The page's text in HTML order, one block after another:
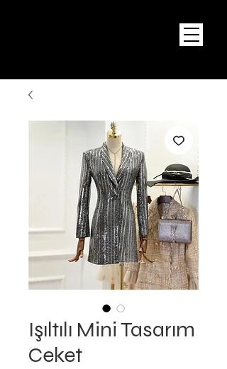
Işıltılı Mini Tasarım
Ceket